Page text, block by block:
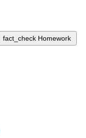
fact_check Homework